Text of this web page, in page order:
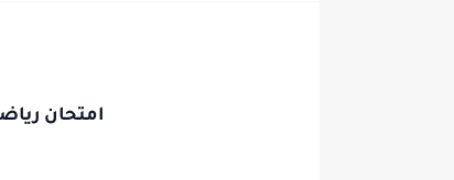
امتحان